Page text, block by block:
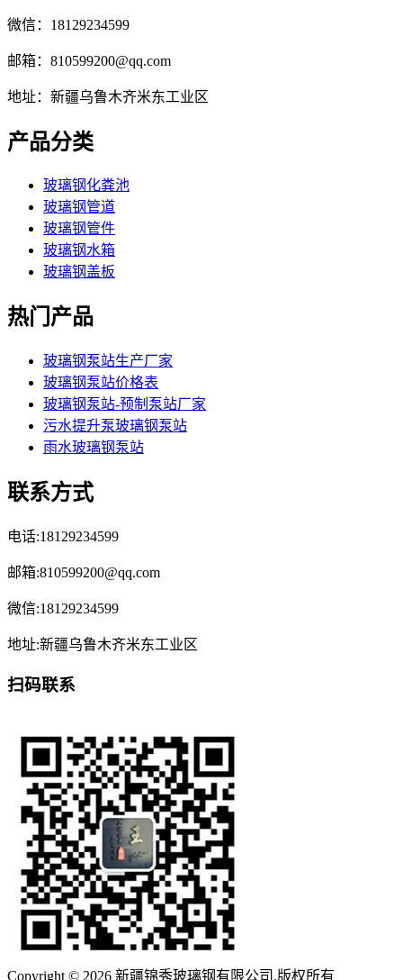
微信：18129234599
邮箱：810599200@qq.com
地址：新疆乌鲁木齐米东工业区
产品分类
玻璃钢化粪池
玻璃钢管道
玻璃钢管件
玻璃钢水箱
玻璃钢盖板
热门产品
玻璃钢泵站生产厂家
玻璃钢泵站价格表
玻璃钢泵站-预制泵站厂家
污水提升泵玻璃钢泵站
雨水玻璃钢泵站
联系方式
电话:18129234599
邮箱:810599200@qq.com
微信:18129234599
地址:新疆乌鲁木齐米东工业区
扫码联系
Copyright © 2026 新疆锦秀玻璃钢有限公司.版权所有